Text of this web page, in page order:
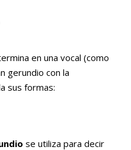
en una vocal (como
gerundio con la
sus formas:
se utiliza para decir